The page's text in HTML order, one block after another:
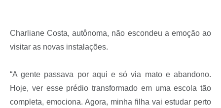
Charliane Costa, autônoma, não escondeu a emoção ao
visitar as novas instalações.
“A gente passava por aqui e só via mato e abandono.
Hoje, ver esse prédio transformado em uma escola tão
completa, emociona. Agora, minha filha vai estudar perto